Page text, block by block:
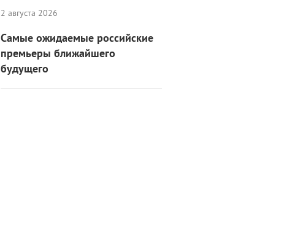
2 августа 2026
Самые ожидаемые российские
премьеры ближайшего
будущего